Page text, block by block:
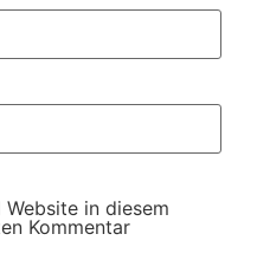
in diesem
Kommentar